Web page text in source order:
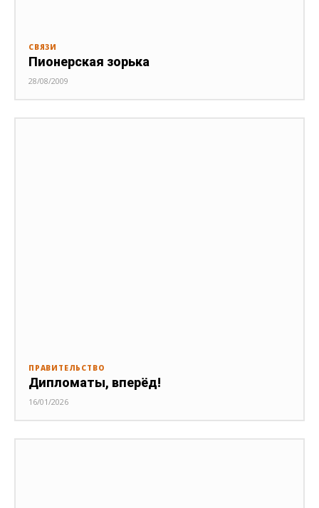
СВЯЗИ
Пионерская зорька
28/08/2009
ПРАВИТЕЛЬСТВО
Дипломаты, вперёд!
16/01/2026